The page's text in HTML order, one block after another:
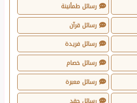
رسائل طمأنينة
رسائل قرآن
رسائل فريدة
رسائل خصام
رسائل معبرة